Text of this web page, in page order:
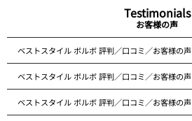
Testimonials
お客様の声
ベストスタイル ボルボ 評判／口コミ／お客様の声
ベストスタイル ボルボ 評判／口コミ／お客様の声
ベストスタイル ボルボ 評判／口コミ／お客様の声